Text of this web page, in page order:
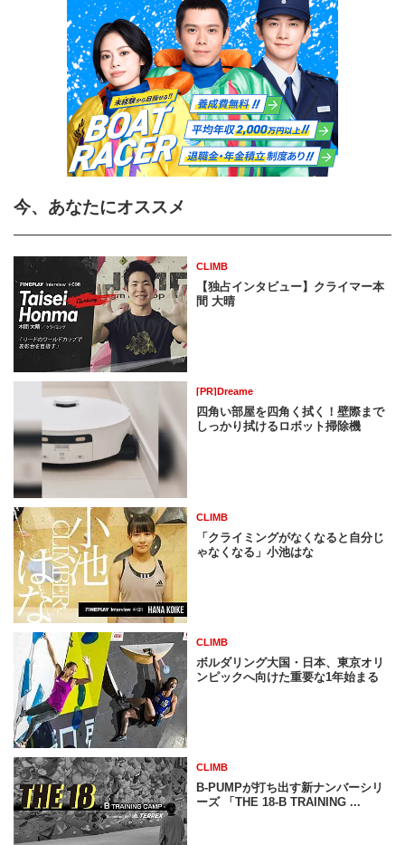
今、あなたにオススメ
CLIMB
【独占インタビュー】クライマー本
間 大晴
[PR]Dreame
四角い部屋を四角く拭く！壁際まで
しっかり拭けるロボット掃除機
CLIMB
「クライミングがなくなると自分じ
ゃなくなる」小池はな
CLIMB
ボルダリング大国・日本、東京オリ
ンピックへ向けた重要な1年始まる
CLIMB
B-PUMPが打ち出す新ナンバーシリ
ーズ 「THE 18-B TRAINING ...